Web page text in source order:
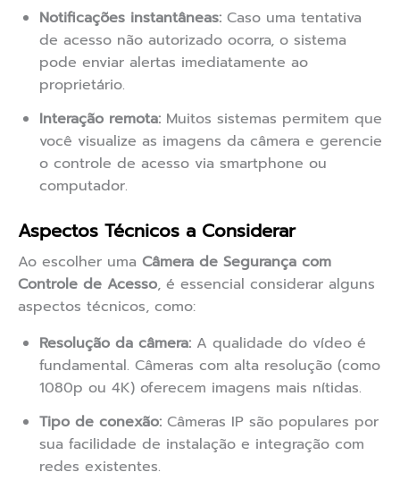
Notificações instantâneas: Caso uma tentativa
de acesso não autorizado ocorra, o sistema
pode enviar alertas imediatamente ao
proprietário.
Interação remota: Muitos sistemas permitem que
você visualize as imagens da câmera e gerencie
o controle de acesso via smartphone ou
computador.
Aspectos Técnicos a Considerar
Ao escolher uma Câmera de Segurança com
Controle de Acesso, é essencial considerar alguns
aspectos técnicos, como:
Resolução da câmera: A qualidade do vídeo é
fundamental. Câmeras com alta resolução (como
1080p ou 4K) oferecem imagens mais nítidas.
Tipo de conexão: Câmeras IP são populares por
sua facilidade de instalação e integração com
redes existentes.